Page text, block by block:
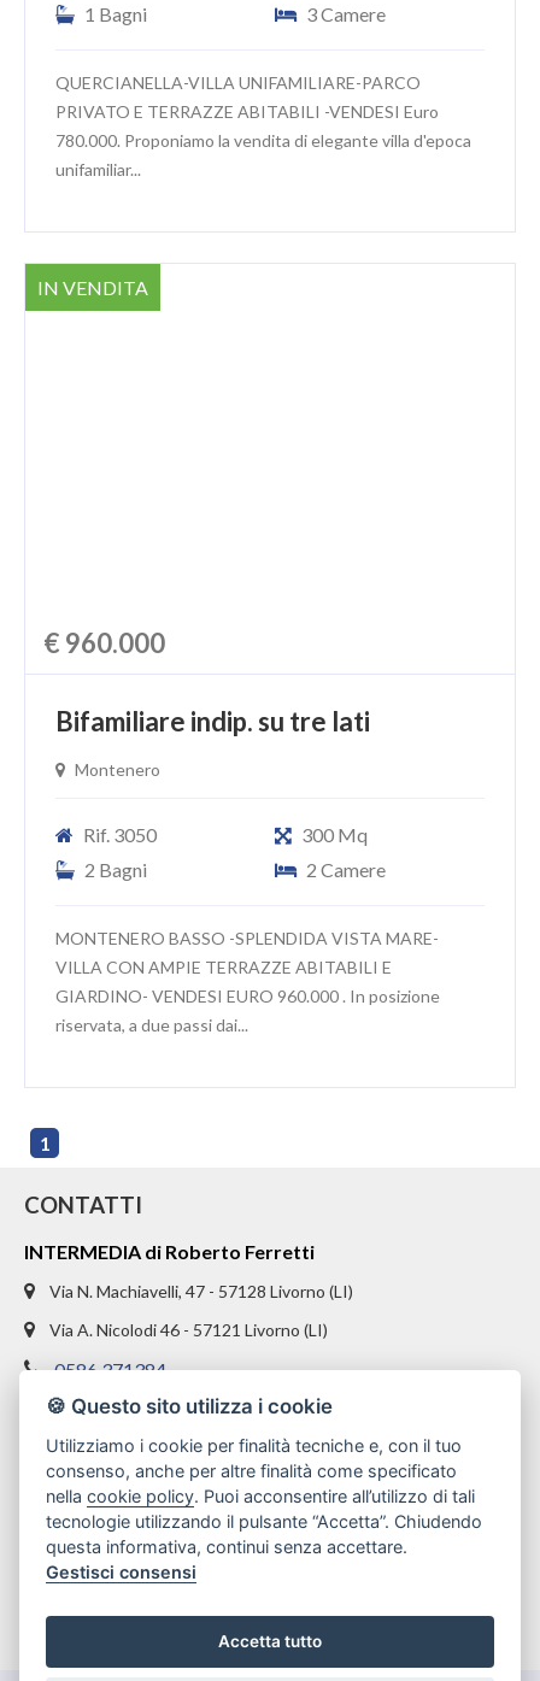
1 Bagni
3 Camere
QUERCIANELLA-VILLA UNIFAMILIARE-PARCO
PRIVATO E TERRAZZE ABITABILI -VENDESI Euro
780.000. Proponiamo la vendita di elegante villa d'epoca
unifamiliar...
IN VENDITA
€ 960.000
Bifamiliare indip. su tre lati
Montenero
Rif. 3050
300 Mq
2 Bagni
2 Camere
MONTENERO BASSO -SPLENDIDA VISTA MARE-
VILLA CON AMPIE TERRAZZE ABITABILI E
GIARDINO- VENDESI EURO 960.000 . In posizione
riservata, a due passi dai...
1
CONTATTI
INTERMEDIA di Roberto Ferretti
Via N. Machiavelli, 47 - 57128 Livorno (LI)
Via A. Nicolodi 46 - 57121 Livorno (LI)
0586 371384
328 1654969
info@intermediaimmobiliare.com
🍪 Questo sito utilizza i cookie
Utilizziamo i cookie per finalità tecniche e, con il tuo
consenso, anche per altre finalità come specificato
nellacookie policy. Puoi acconsentire all’utilizzo di tali
tecnologie utilizzando il pulsante “Accetta”. Chiudendo
questa informativa, continui senza accettare.
Gestisci consensi
Accetta tutto